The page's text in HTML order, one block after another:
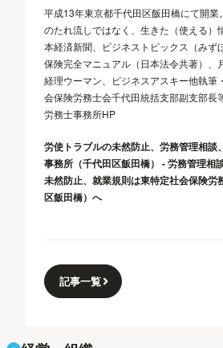
平成13年東京都千代田区飯田橋にて開
のたれ流しではなく、生きた（使える）
本経済新聞、ビジネストピックス（みず
保険完全マニュアル（日本法令共著）、
経理ウーマン、ビジネスアスキー他執筆
会保険労務士会千代田統括支部副支部長
労務士事務所HP
労使トラブルの未然防止、労務管理相談
事務所（千代田区飯田橋） - 労務管理相
未然防止、就業規則は東特定社会保険労
区飯田橋）へ
記事一覧